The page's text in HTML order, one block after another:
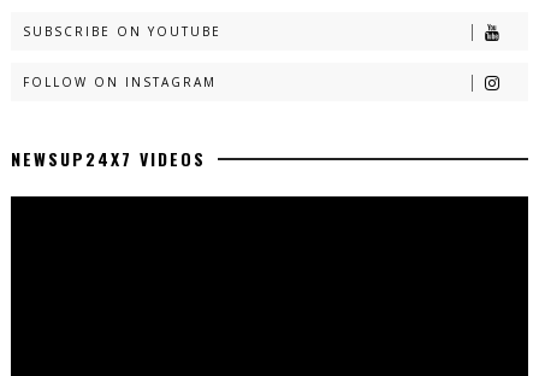
SUBSCRIBE ON YOUTUBE
FOLLOW ON INSTAGRAM
NEWSUP24X7 VIDEOS